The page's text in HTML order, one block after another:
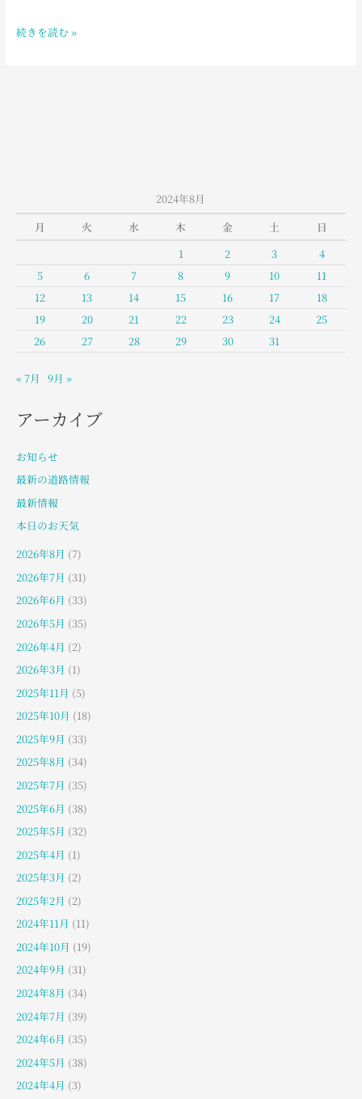
AM
続きを読む »
2024年8月
月
火 水 木 金 土
日
1
2 3
4
5
6 7 8 9 10
11
12
13 14 15 16 17
18
19
20 21 22 23 24
25
26
27 28 29 30 31
« 7月 9月 »
アーカイブ
お知らせ
最新の道路情報
最新情報
本日のお天気
2026年8月 (7)
2026年7月 (31)
2026年6月 (33)
2026年5月 (35)
2026年4月 (2)
2026年3月 (1)
2025年11月 (5)
2025年10月 (18)
2025年9月 (33)
2025年8月 (34)
2025年7月 (35)
2025年6月 (38)
2025年5月 (32)
2025年4月 (1)
2025年3月 (2)
2025年2月 (2)
2024年11月 (11)
2024年10月 (19)
2024年9月 (31)
2024年8月 (34)
2024年7月 (39)
2024年6月 (35)
2024年5月 (38)
2024年4月 (3)